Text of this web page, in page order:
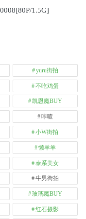
1.5G]
yuru街拍
不吃鸡蛋
凯恩魔BUY
咔喳
小W街拍
懒羊羊
泰系美女
牛男街拍
玻璃魔BUY
红石摄影